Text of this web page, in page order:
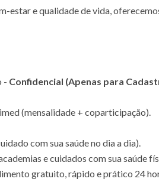
estar e qualidade de vida,
- Confidencial (Apenas para
(mensalidade + coparticipação).
com sua saúde no dia a dia).
e cuidados com sua saúde
gratuito, rápido e prático 24